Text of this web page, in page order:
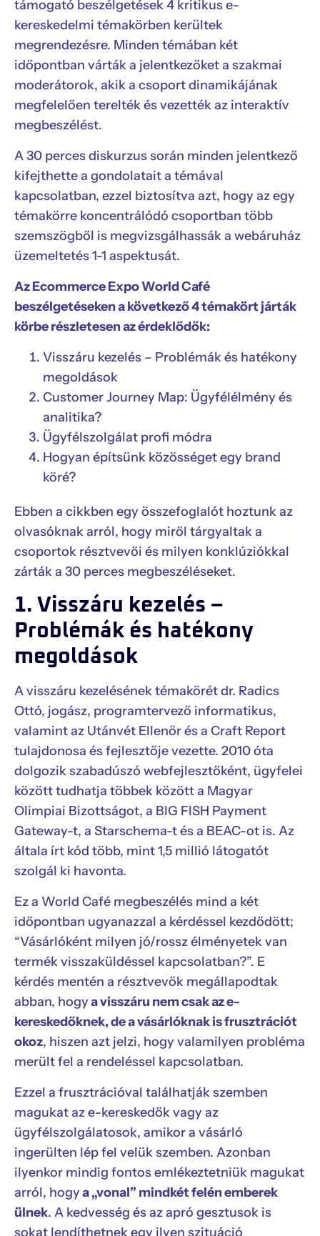
támogató beszélgetések 4 kritikus e-
kereskedelmi témakörben kerültek
megrendezésre. Minden témában két
időpontban várták a jelentkezőket a szakmai
moderátorok, akik a csoport dinamikájának
megfelelően terelték és vezették az interaktív
megbeszélést.
A 30 perces diskurzus során minden jelentkező
kifejthette a gondolatait a témával
kapcsolatban, ezzel biztosítva azt, hogy az egy
témakörre koncentrálódó csoportban több
szemszögből is megvizsgálhassák a webáruház
üzemeltetés 1-1 aspektusát.
Az Ecommerce Expo World Café
beszélgetéseken a következő 4 témakört járták
körbe részletesen az érdeklődők:
Visszáru kezelés – Problémák és hatékony
megoldások
Customer Journey Map: Ügyfélélmény és
analitika?
Ügyfélszolgálat profi módra
Hogyan építsünk közösséget egy brand
köré?
Ebben a cikkben egy összefoglalót hoztunk az
olvasóknak arról, hogy miről tárgyaltak a
csoportok résztvevői és milyen konklúziókkal
zárták a 30 perces megbeszéléseket.
1. Visszáru kezelés –
Problémák és hatékony
megoldások
A visszáru kezelésének témakörét dr. Radics
Ottó, jogász, programtervező informatikus,
valamint az Utánvét Ellenőr és a Craft Report
tulajdonosa és fejlesztője vezette. 2010 óta
dolgozik szabadúszó webfejlesztőként, ügyfelei
között tudhatja többek között a Magyar
Olimpiai Bizottságot, a BIG FISH Payment
Gateway-t, a Starschema-t és a BEAC-ot is. Az
általa írt kód több, mint 1,5 millió látogatót
szolgál ki havonta.
Ez a World Café megbeszélés mind a két
időpontban ugyanazzal a kérdéssel kezdődött;
“Vásárlóként milyen jó/rossz élményetek van
termék visszaküldéssel kapcsolatban?”. E
kérdés mentén a résztvevők megállapodtak
abban, hogya visszáru nem csak az e-
kereskedőknek, de a vásárlóknak is frusztrációt
okoz, hiszen azt jelzi, hogy valamilyen probléma
merült fel a rendeléssel kapcsolatban.
Ezzel a frusztrációval találhatják szemben
magukat az e-kereskedők vagy az
ügyfélszolgálatosok, amikor a vásárló
ingerülten lép fel velük szemben. Azonban
ilyenkor mindig fontos emlékeztetniük magukat
arról, hogya „vonal” mindkét felén emberek
ülnek. A kedvesség és az apró gesztusok is
sokat lendíthetnek egy ilyen szituáció